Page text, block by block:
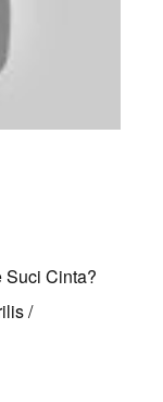
Suci Cinta?
/